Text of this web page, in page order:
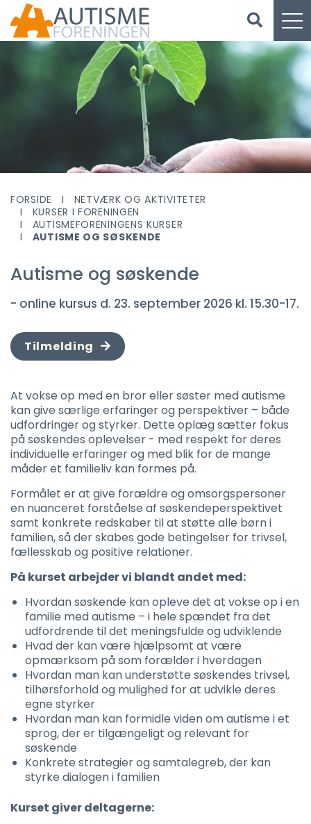
FORSIDE
NETVÆRK OG AKTIVITETER
KURSER I FORENINGEN
AUTISMEFORENINGENS KURSER
AUTISME OG SØSKENDE
Autisme og søskende
- online kursus d. 23. september 2026 kl. 15.30-17.
Tilmelding
At vokse op med en bror eller søster med autisme
kan give særlige erfaringer og perspektiver – både
udfordringer og styrker. Dette oplæg sætter fokus
på søskendes oplevelser - med respekt for deres
individuelle erfaringer og med blik for de mange
måder et familieliv kan formes på.
Formålet er at give forældre og omsorgspersoner
en nuanceret forståelse af søskendeperspektivet
samt konkrete redskaber til at støtte alle børn i
familien, så der skabes gode betingelser for trivsel,
fællesskab og positive relationer.
På kurset arbejder vi blandt andet med:
Hvordan søskende kan opleve det at vokse op i en
familie med autisme – i hele spændet fra det
udfordrende til det meningsfulde og udviklende
Hvad der kan være hjælpsomt at være
opmærksom på som forælder i hverdagen
Hvordan man kan understøtte søskendes trivsel,
tilhørsforhold og mulighed for at udvikle deres
egne styrker
Hvordan man kan formidle viden om autisme i et
sprog, der er tilgængeligt og relevant for
søskende
Konkrete strategier og samtalegreb, der kan
styrke dialogen i familien
Kurset giver deltagerne: